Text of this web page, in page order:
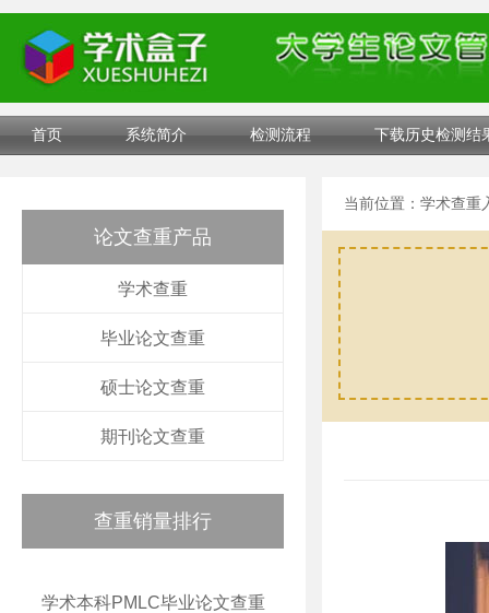
首页 系统简介 检测流程 下载历史检测结
论文查重产品
学术查重
毕业论文查重
硕士论文查重
期刊论文查重
查重销量排行
学术本科PMLC毕业论文查重
当前位置： 学术查重